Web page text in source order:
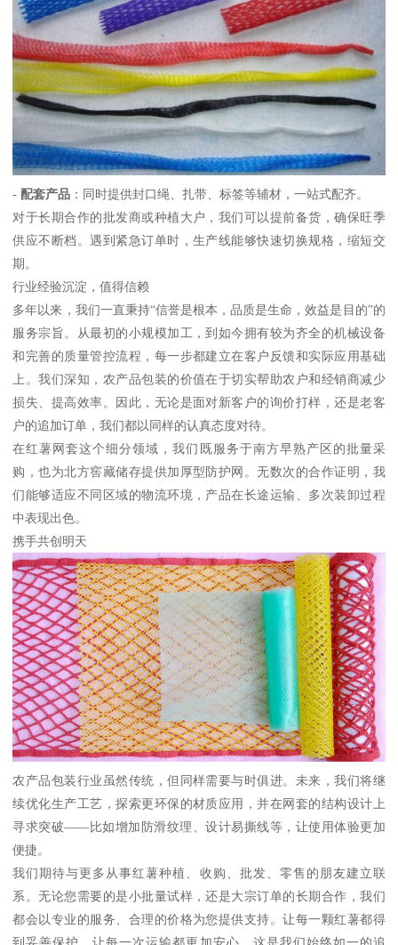
-配套产品 ：同时提供封口绳、扎带、标签等辅材，一站式配齐。
对于长期合作的批发商或种植大户，我们可以提前备货，确保旺季
供应不断档。遇到紧急订单时，生产线能够快速切换规格，缩短交
期。
行业经验沉淀，值得信赖
多年以来，我们一直秉持“信誉是根本，品质是生命，效益是目的”的
服务宗旨。从最初的小规模加工，到如今拥有较为齐全的机械设备
和完善的质量管控流程，每一步都建立在客户反馈和实际应用基础
上。我们深知，农产品包装的价值在于切实帮助农户和经销商减少
损失、提高效率。因此，无论是面对新客户的询价打样，还是老客
户的追加订单，我们都以同样的认真态度对待。
在红薯网套这个细分领域，我们既服务于南方早熟产区的批量采
购，也为北方窖藏储存提供加厚型防护网。无数次的合作证明，我
们能够适应不同区域的物流环境，产品在长途运输、多次装卸过程
中表现出色。
携手共创明天
农产品包装行业虽然传统，但同样需要与时俱进。未来，我们将继
续优化生产工艺，探索更环保的材质应用，并在网套的结构设计上
寻求突破——比如增加防滑纹理、设计易撕线等，让使用体验更加
便捷。
我们期待与更多从事红薯种植、收购、批发、零售的朋友建立联
系。无论您需要的是小批量试样，还是大宗订单的长期合作，我们
都会以专业的服务、合理的价格为您提供支持。让每一颗红薯都得